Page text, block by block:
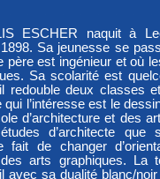
ESCHER naquit à
Sa jeunesse se
père est ingénieur et où
Sa scolarité est
redouble deux classes
qui l’intéresse est le
d’architecture et des
d’architecte
fait de changer
arts graphiques. La
avec sa dualité blanc/noir